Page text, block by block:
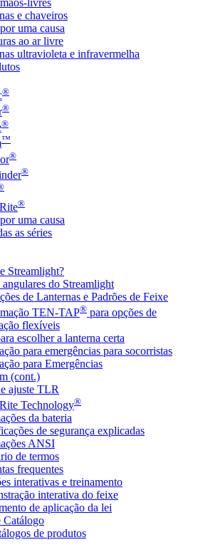
livres
e chaveiros
uma causa
ao ar livre
ultravioleta e infravermelha
®
®
®
™
®
®
®
uma causa
as séries
Streamlight?
angulares do Streamlight
de Lanternas e Padrões de Feixe
TEN-TAP® para opções de
flexíveis
escolher a lanterna certa
para emergências para socorristas
para Emergências
(cont.)
ajuste TLR
Technology®
da bateria
de segurança explicadas
ANSI
de termos
frequentes
interativas e treinamento
interativa do feixe
de aplicação da lei
Catálogo
de produtos